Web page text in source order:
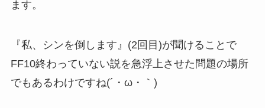
ます。
『私、シンを倒します』(2回目)が聞けることで
FF10終わっていない説を急浮上させた問題の場所
でもあるわけですね(´・ω・｀)